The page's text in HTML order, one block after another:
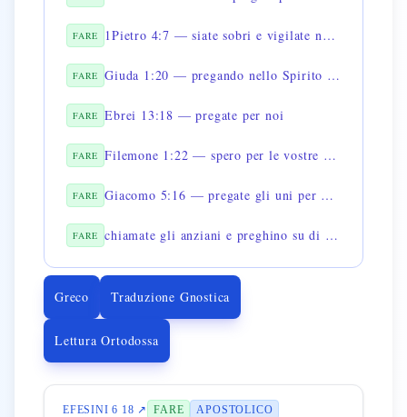
FARE 1Pietro 4:7 — siate sobri e vigilate nella preghiera
FARE Giuda 1:20 — pregando nello Spirito Santo
FARE Ebrei 13:18 — pregate per noi
FARE Filemone 1:22 — spero per le vostre preghiere esservi restituito
FARE Giacomo 5:16 — pregate gli uni per gli altri
FARE chiamate gli anziani e preghino su di lui
Greco Traduzione Gnostica
Lettura Ortodossa
EFESINI 6 18 ↗ FARE APOSTOLICO